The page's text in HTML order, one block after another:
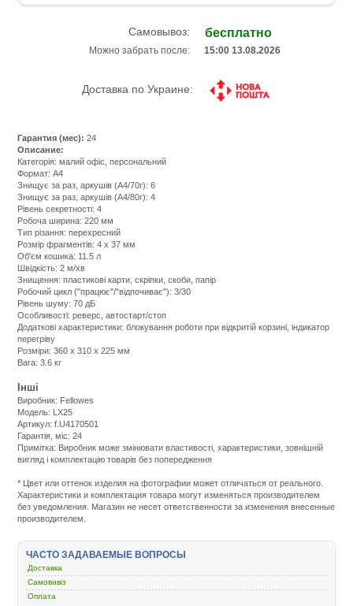
Самовывоз: бесплатно
Можно забрать после: 15:00 13.08.2026
Доставка по Украине:
Гарантия (мес): 24
Описание:
Категорія: малий офіс, персональний
Формат: А4
Знищує за раз, аркушів (А4/70г): 6
Знищує за раз, аркушів (А4/80г): 4
Рівень секретності: 4
Робоча ширина: 220 мм
Тип різання: перехресний
Розмір фрагментів: 4 х 37 мм
Об'єм кошика: 11.5 л
Швідкість: 2 м/хв
Знищення: пластикові карти, скріпки, скоби, папір
Робочий цикл ("працює"/"відпочиває"): 3/30
Рівень шуму: 70 дБ
Особливості: реверс, автостарт/стоп
Додаткові характеристики: блокування роботи при відкритій корзині, індикатор
перегріву
Розміри: 360 х 310 х 225 мм
Вага: 3.6 кг
Інші
Виробник: Fellowes
Модель: LX25
Артикул: f.U4170501
Гарантія, міс: 24
Примітка: Виробник може змінювати властивості, характеристики, зовнішній
вигляд і комплектацію товарів без попередження
service.com.uacatalog/1027-
orgtehnika/5741-
unichtozhitel-
lx25-
* Цвет или оттенок изделия на фотографии может отличаться от реального.
Характеристики и комплектация товара могут изменяться производителем
без уведомления. Магазин не несет ответственности за изменения внесенные
производителем.
ЧАСТО ЗАДАВАЕМЫЕ ВОПРОСЫ
Доставка
Самовивіз
Оплата